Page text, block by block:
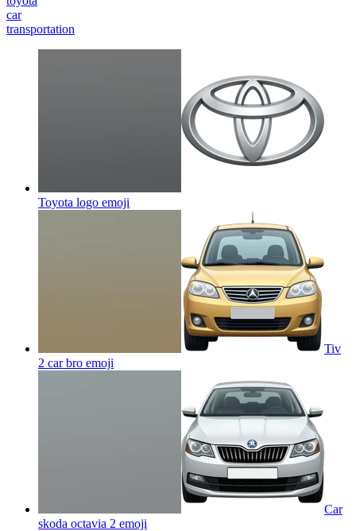
car
transportation
Toyota logo emoji
Tiv
2 car bro emoji
Car
skoda octavia 2 emoji